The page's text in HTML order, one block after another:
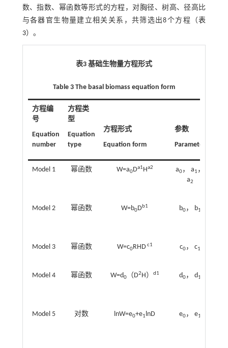
数、指数、幂函数等形式的方程，对胸径、树高、径高比
与各器官生物量建立相关关系，共筛选出8个方程（表
3）。
表3 基础生物量方程形式
Table 3 The basal biomass equation form
方程编
号
Equation
number
方程类
型
Equation
type
方程形式
Equation form
参数
Parameter
Model 1 幂函数 W=a0Da1 Ha2 a0， a1 ，
a2
Model 2 幂函数 W=b0Db1 b0， b1
Model 3 幂函数 W=c0RHD c1 c0， c1
Model 4 幂函数 W=d0（D2 H） d1 d0， d1
Model 5 对数 lnW=e0+e1 lnD e0， e1